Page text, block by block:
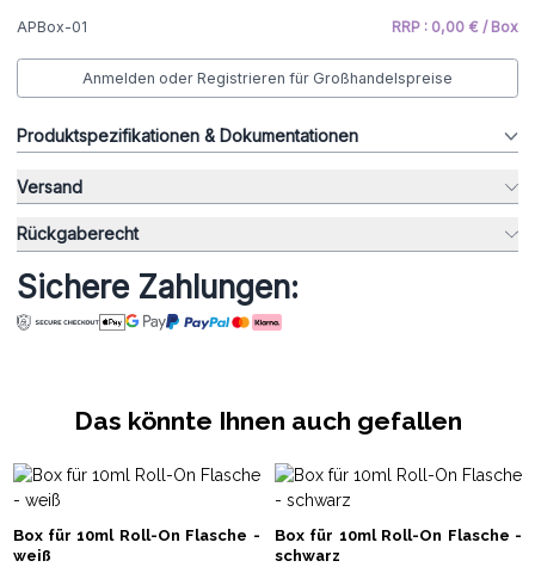
APBox-01 RRP : 0,00 € / Box
Anmelden oder Registrieren für Großhandelspreise
Produktspezifikationen & Dokumentationen
Versand
Rückgaberecht
Sichere Zahlungen:
Das könnte Ihnen auch gefallen
Box für 10ml Roll-On Flasche -
weiß
Box für 10ml Roll-On Flasche -
schwarz